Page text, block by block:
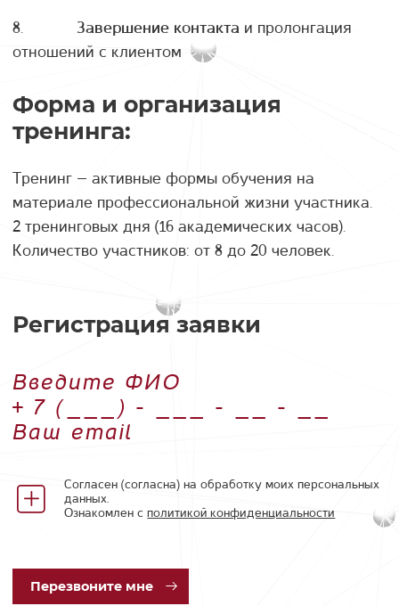
8. Завершение контакта и пролонгация
отношений с клиентом
Форма и организация
тренинга:
Тренинг – активные формы обучения на
материале профессиональной жизни участника.
2 тренинговых дня (16 академических часов).
Количество участников: от 8 до 20 человек.
Регистрация заявки
Введите ФИО
Номер телефона
Ваш email
Согласен (согласна) на обработку моих персональных
данных.
Ознакомлен сполитикой конфиденциальности
Перезвоните мне